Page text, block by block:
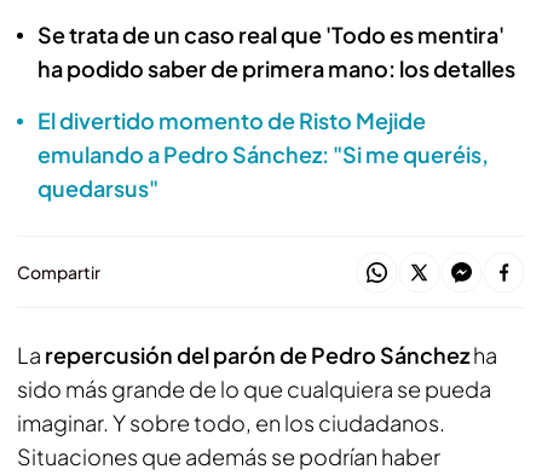
Se trata de un caso real que 'Todo es mentira'
ha podido saber de primera mano: los detalles
El divertido momento de Risto Mejide
emulando a Pedro Sánchez: "Si me queréis,
quedarsus"
Compartir
La repercusión del parón de Pedro Sánchezha
sido más grande de lo que cualquiera se pueda
imaginar. Y sobre todo, en los ciudadanos.
Situaciones que además se podrían haber